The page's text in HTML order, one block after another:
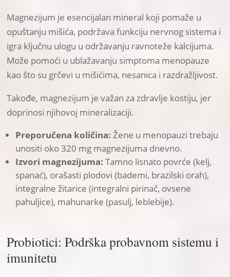
Magnezijum je esencijalan mineral koji pomaže u
opuštanju mišića, podržava funkciju nervnog sistema i
igra ključnu ulogu u održavanju ravnoteže kalcijuma.
Može pomoći u ublažavanju simptoma menopauze
kao što su grčevi u mišićima, nesanica i razdražljivost.
Takođe, magnezijum je važan za zdravlje kostiju, jer
doprinosi njihovoj mineralizaciji.
Preporučena količina: Žene u menopauzi trebaju
unositi oko 320 mg magnezijuma dnevno.
Izvori magnezijuma: Tamno lisnato povrće (kelj,
spanać), orašasti plodovi (bademi, brazilski orah),
integralne žitarice (integralni pirinač, ovsene
pahuljice), mahunarke (pasulj, leblebije).
Probiotici: Podrška probavnom sistemu i
imunitetu